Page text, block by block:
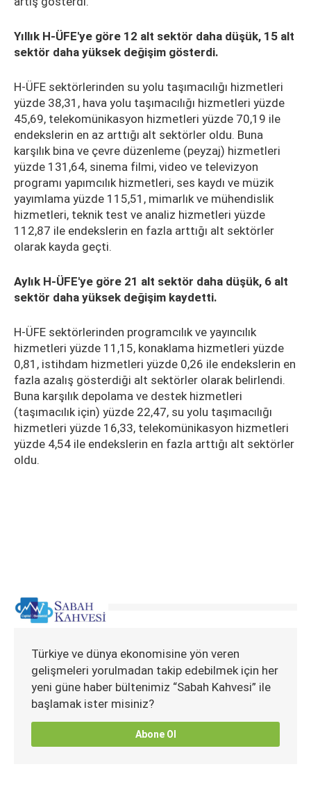
Yıllık H-ÜFE'ye göre 12 alt sektör daha düşük, 15 alt
sektör daha yüksek değişim gösterdi.
H-ÜFE sektörlerinden su yolu taşımacılığı hizmetleri
yüzde 38,31, hava yolu taşımacılığı hizmetleri yüzde
45,69, telekomünikasyon hizmetleri yüzde 70,19 ile
endekslerin en az arttığı alt sektörler oldu. Buna
karşılık bina ve çevre düzenleme (peyzaj) hizmetleri
yüzde 131,64, sinema filmi, video ve televizyon
programı yapımcılık hizmetleri, ses kaydı ve müzik
yayımlama yüzde 115,51, mimarlık ve mühendislik
hizmetleri, teknik test ve analiz hizmetleri yüzde
112,87 ile endekslerin en fazla arttığı alt sektörler
olarak kayda geçti.
Aylık H-ÜFE'ye göre 21 alt sektör daha düşük, 6 alt
sektör daha yüksek değişim kaydetti.
H-ÜFE sektörlerinden programcılık ve yayıncılık
hizmetleri yüzde 11,15, konaklama hizmetleri yüzde
0,81, istihdam hizmetleri yüzde 0,26 ile endekslerin en
fazla azalış gösterdiği alt sektörler olarak belirlendi.
Buna karşılık depolama ve destek hizmetleri
(taşımacılık için) yüzde 22,47, su yolu taşımacılığı
hizmetleri yüzde 16,33, telekomünikasyon hizmetleri
yüzde 4,54 ile endekslerin en fazla arttığı alt sektörler
oldu.
Türkiye ve dünya ekonomisine yön veren
gelişmeleri yorulmadan takip edebilmek için her
yeni güne haber bültenimiz “Sabah Kahvesi” ile
başlamak ister misiniz?
Abone Ol